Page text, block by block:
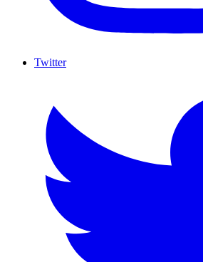
Twitter